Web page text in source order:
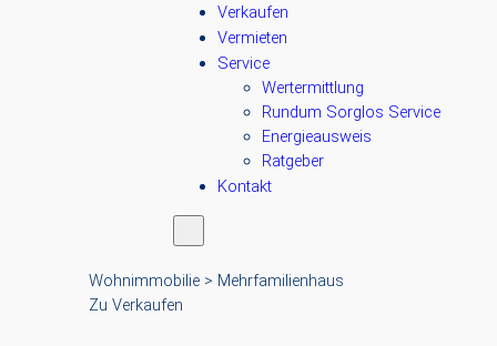
Verkaufen
Vermieten
Service
Wertermittlung
Rundum Sorglos Service
Energieausweis
Ratgeber
Kontakt
Wohnimmobilie > Mehrfamilienhaus
Zu Verkaufen